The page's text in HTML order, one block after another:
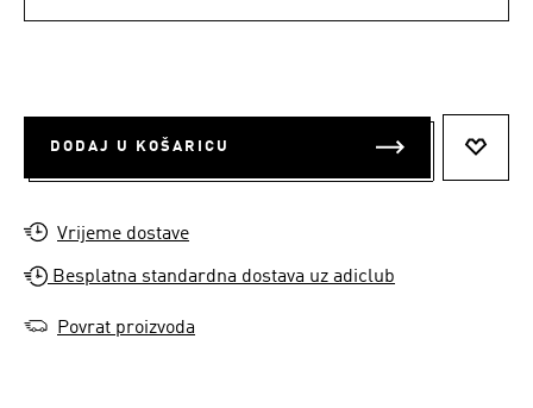
DODAJ U KOŠARICU
Vrijeme dostave
Besplatna standardna dostava uz adiclub
Povrat proizvoda